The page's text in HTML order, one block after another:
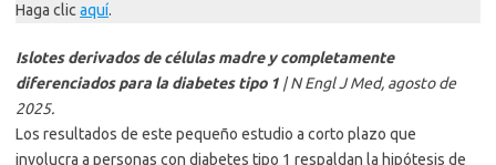
Haga clic aquí.
Islotes derivados de células madre y completamente
diferenciados para la diabetes tipo 1 | N Engl J Med, agosto de
2025.
Los resultados de este pequeño estudio a corto plazo que
involucra a personas con diabetes tipo 1 respaldan la hipótesis de